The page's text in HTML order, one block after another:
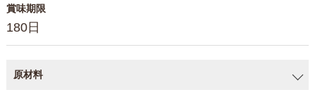
賞味期限
180日
原材料